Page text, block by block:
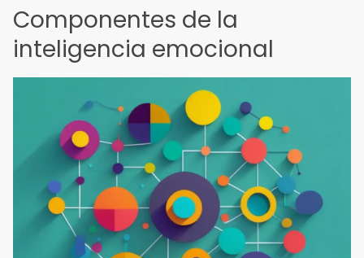
Componentes de la
inteligencia emocional